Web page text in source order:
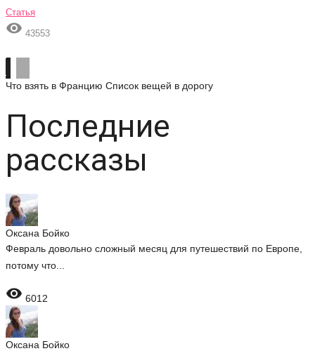
Статья
 43553
Что взять в Францию Список вещей в дорогу
Последние
рассказы
Оксана Бойко
Февраль довольно сложный месяц для путешествий по Европе,
потому что...
 6012
Оксана Бойко